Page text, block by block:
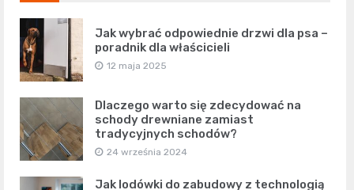
Jak wybrać odpowiednie drzwi dla psa –
poradnik dla właścicieli
12 maja 2025
Dlaczego warto się zdecydować na
schody drewniane zamiast
tradycyjnych schodów?
24 września 2024
Jak lodówki do zabudowy z technologią